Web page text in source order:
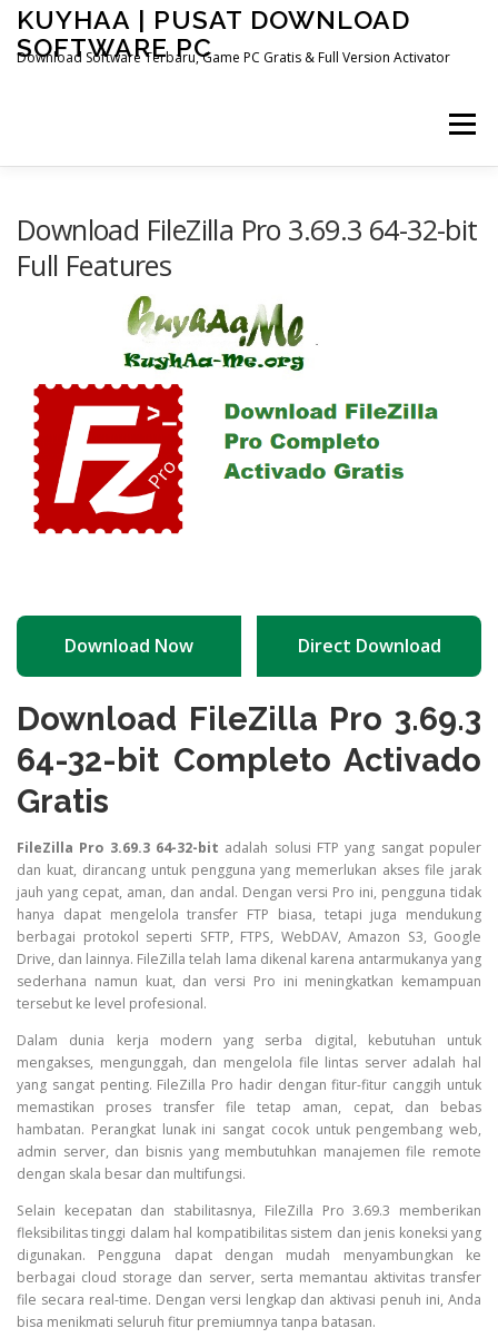
Skip
content
KUYHAA | PUSAT DOWNLOAD
SOFTWARE PC
Download Software Terbaru, Game PC Gratis & Full Version Activator
Menu
OTHER PAGES
Download FileZilla Pro 3.69.3 64-32-bit
Full Features
Download Now Direct Download
Download FileZilla Pro 3.69.3
64-32-bit Completo Activado
Gratis
FileZilla Pro 3.69.3 64-32-bit adalah solusi FTP yang sangat populer
dan kuat, dirancang untuk pengguna yang memerlukan akses file jarak
jauh yang cepat, aman, dan andal. Dengan versi Pro ini, pengguna tidak
hanya dapat mengelola transfer FTP biasa, tetapi juga mendukung
berbagai protokol seperti SFTP, FTPS, WebDAV, Amazon S3, Google
Drive, dan lainnya. FileZilla telah lama dikenal karena antarmukanya yang
sederhana namun kuat, dan versi Pro ini meningkatkan kemampuan
tersebut ke level profesional.
Dalam dunia kerja modern yang serba digital, kebutuhan untuk
mengakses, mengunggah, dan mengelola file lintas server adalah hal
yang sangat penting. FileZilla Pro hadir dengan fitur-fitur canggih untuk
memastikan proses transfer file tetap aman, cepat, dan bebas
hambatan. Perangkat lunak ini sangat cocok untuk pengembang web,
admin server, dan bisnis yang membutuhkan manajemen file remote
dengan skala besar dan multifungsi.
Selain kecepatan dan stabilitasnya, FileZilla Pro 3.69.3 memberikan
fleksibilitas tinggi dalam hal kompatibilitas sistem dan jenis koneksi yang
digunakan. Pengguna dapat dengan mudah menyambungkan ke
berbagai cloud storage dan server, serta memantau aktivitas transfer
file secara real-time. Dengan versi lengkap dan aktivasi penuh ini, Anda
bisa menikmati seluruh fitur premiumnya tanpa batasan.